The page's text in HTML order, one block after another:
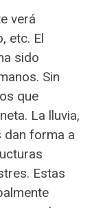
verá
etc. El
sido
Sin
que
La lluvia,
dan forma a
Estas